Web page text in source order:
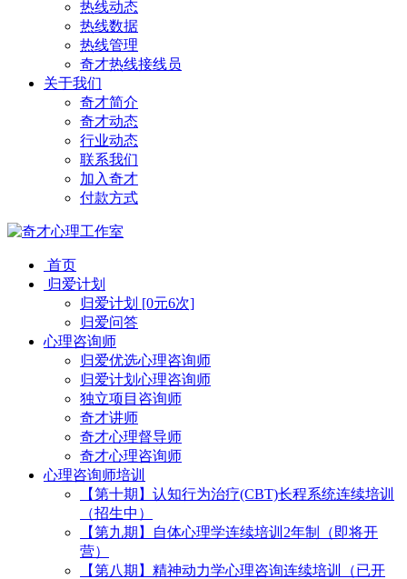
热线动态
热线数据
热线管理
奇才热线接线员
关于我们
奇才简介
奇才动态
行业动态
联系我们
加入奇才
付款方式
首页
归爱计划
归爱计划 [0元6次]
归爱问答
心理咨询师
归爱优选心理咨询师
归爱计划心理咨询师
独立项目咨询师
奇才讲师
奇才心理督导师
奇才心理咨询师
心理咨询师培训
【第十期】认知行为治疗(CBT)长程系统连续培训
（招生中）
【第九期】自体心理学连续培训2年制（即将开
营）
【第八期】精神动力学心理咨询连续培训（已开